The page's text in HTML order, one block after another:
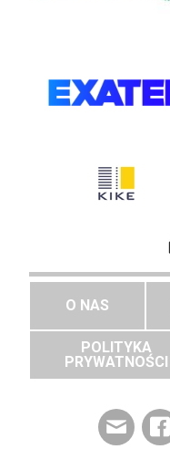
O NAS
POLITYKA
PRYWATNOŚCI